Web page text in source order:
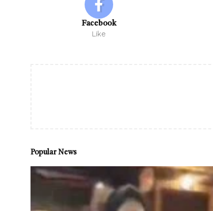
Facebook
Like
Popular News